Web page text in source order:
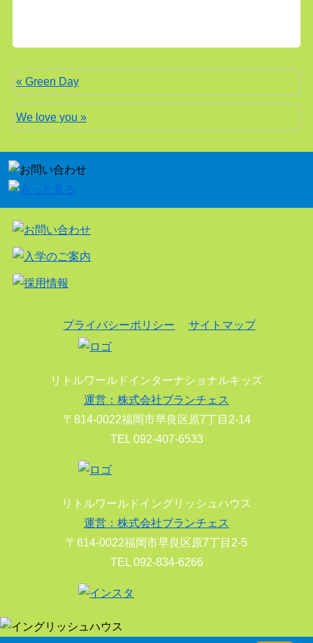
« Green Day
We love you »
プライバシーポリシー サイトマップ
リトルワールドインターナショナルキッズ
運営：株式会社ブランチェス
〒814-0022福岡市早良区原7丁目2-14
TEL 092-407-6533
リトルワールドイングリッシュハウス
運営：株式会社ブランチェス
〒814-0022福岡市早良区原7丁目2-5
TEL 092-834-6266